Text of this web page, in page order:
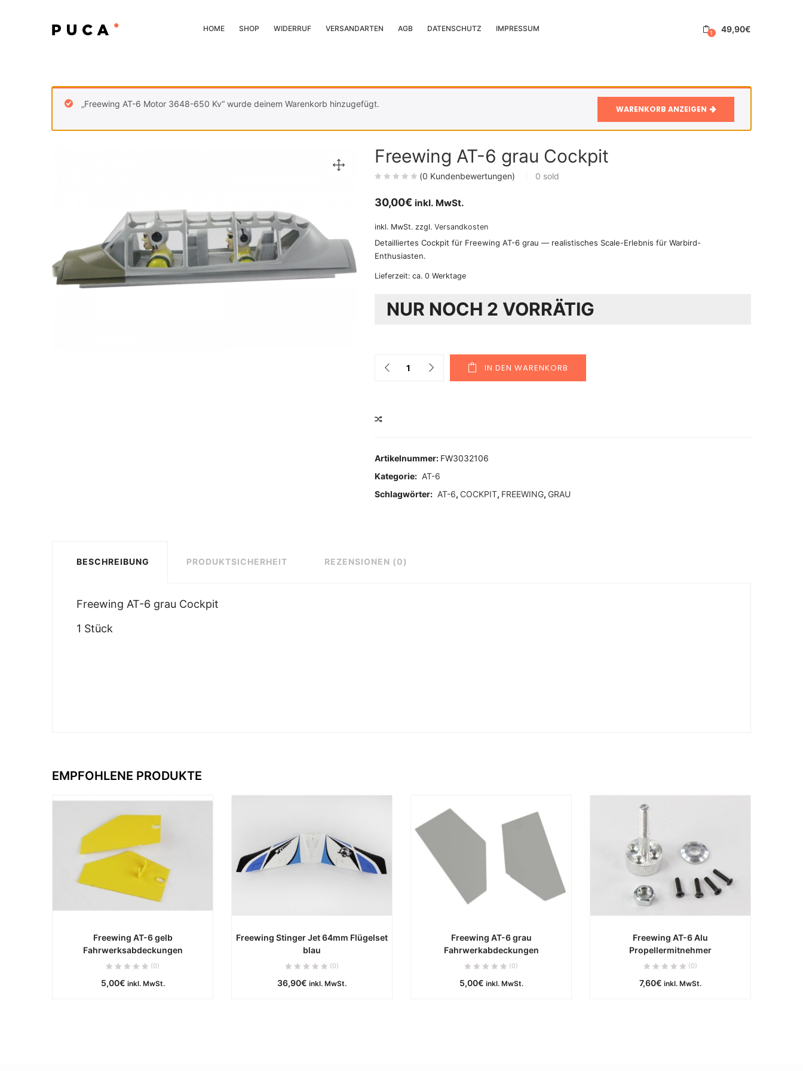
HOME SHOP WIDERRUF VERSANDARTEN AGB DATENSCHUTZ IMPRESSUM 1 49,90€
„Freewing AT-6 Motor 3648-650 Kv“ wurde deinem Warenkorb hinzugefügt.
WARENKORB ANZEIGEN
Freewing AT-6 grau Cockpit
(0 Kundenbewertungen) 0 sold
30,00€ inkl. MwSt.
inkl. MwSt. zzgl. Versandkosten
Detailliertes Cockpit für Freewing AT-6 grau — realistisches Scale-Erlebnis für Warbird-
Enthusiasten.
Lieferzeit: ca. 0 Werktage
NUR NOCH 2 VORRÄTIG
Quantity
IN DEN WARENKORB
Artikelnummer: FW3032106
Kategorie: AT-6
Schlagwörter: AT-6, COCKPIT, FREEWING, GRAU
BESCHREIBUNG PRODUKTSICHERHEIT REZENSIONEN (0)
Freewing AT-6 grau Cockpit
1 Stück
EMPFOHLENE PRODUKTE
Freewing AT-6 gelb
Fahrwerksabdeckungen
(0)
5,00€ inkl. MwSt.
ca. 0 Werktage
IN DEN WARENKORB
Freewing Stinger Jet 64mm Flügelset
blau
(0)
36,90€ inkl. MwSt.
ca. 0 Werktage
IN DEN WARENKORB
Freewing AT-6 grau
Fahrwerkabdeckungen
(0)
5,00€ inkl. MwSt.
ca. 0 Werktage
IN DEN WARENKORB
Freewing AT-6 Alu
Propellermitnehmer
(0)
7,60€ inkl. MwSt.
ca. 0 Werktage
IN DEN WARENKORB